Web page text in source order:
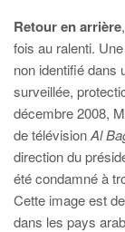
Retour en arrière
fois au ralenti.
non identifié dans
surveillée,
décembre 2008,
de télévisionAl
direction du
été condamné à
Cette image est
dans les pays